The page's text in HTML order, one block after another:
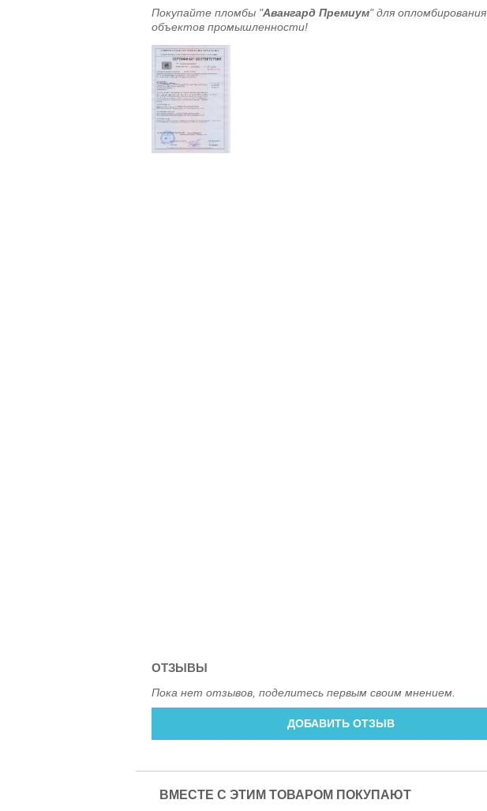
Покупайте пломбы "Авангард Премиум" для опломбирования
объектов промышленности!
ОТЗЫВЫ
Пока нет отзывов, поделитесь первым своим мнением.
ДОБАВИТЬ ОТЗЫВ
ВМЕСТЕ С ЭТИМ ТОВАРОМ ПОКУПАЮТ